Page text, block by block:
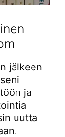
jälkeen
ja
uutta